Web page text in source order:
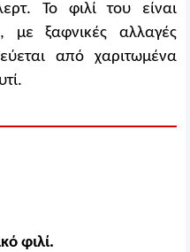
Το φιλί του είναι
με ξαφνικές αλλαγές
από χαριτωμένα
φιλί.